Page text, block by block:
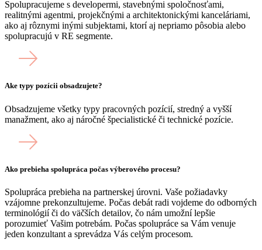
Spolupracujeme s developermi, stavebnými spoločnosťami,
realitnými agentmi, projekčnými a architektonickými kanceláriami,
ako aj rôznymi inými subjektami, ktorí aj nepriamo pôsobia alebo
spolupracujú v RE segmente.
Ake typy pozícii obsadzujete?
Obsadzujeme všetky typy pracovných pozícií, stredný a vyšší
manažment, ako aj náročné špecialistické či technické pozície.
Ako prebieha spolupráca počas výberového procesu?
Spolupráca prebieha na partnerskej úrovni. Vaše požiadavky
vzájomne prekonzultujeme. Počas debát radi vojdeme do odborných
terminológií či do väčších detailov, čo nám umožní lepšie
porozumieť Vašim potrebám. Počas spolupráce sa Vám venuje
jeden konzultant a sprevádza Vás celým procesom.